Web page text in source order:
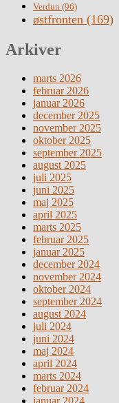
Verdun (96)
østfronten (169)
Arkiver
marts 2026
februar 2026
januar 2026
december 2025
november 2025
oktober 2025
september 2025
august 2025
juli 2025
juni 2025
maj 2025
april 2025
marts 2025
februar 2025
januar 2025
december 2024
november 2024
oktober 2024
september 2024
august 2024
juli 2024
juni 2024
maj 2024
april 2024
marts 2024
februar 2024